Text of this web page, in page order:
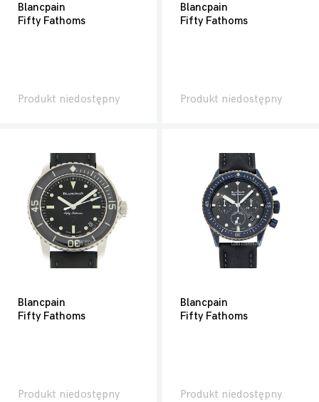
Blancpain
Fifty Fathoms
Produkt niedostępny
Blancpain
Fifty Fathoms
Produkt niedostępny
Blancpain
Fifty Fathoms
Produkt niedostępny
Blancpain
Fifty Fathoms
Produkt niedostępny